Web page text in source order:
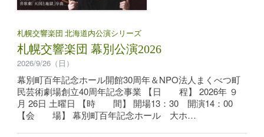
札幌交響楽団 北海道内公演シリーズ
札幌交響楽団 幕別公演2026
2026/9/26（日）
幕別町百年記念ホール開館30周年＆NPO法人まくべつ町
民芸術劇場創立40周年記念事業 【日 程】 2026年 ９
月 26日 土曜日 【時 間】 開場13：30 開演14：00
【会 場】 幕別町百年記念ホール 大ホ…